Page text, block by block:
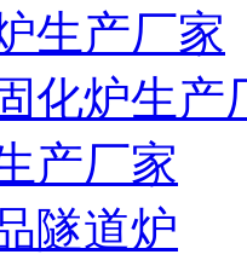
生产厂家
化炉生产
产厂家
隧道炉